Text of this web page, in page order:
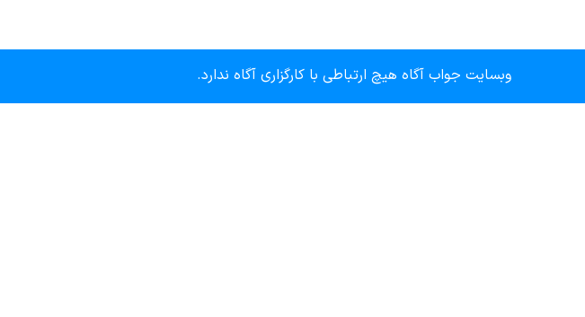
وبسایت جواب آگاه هیچ ارتباطی با کارگزاری آگاه ندارد.